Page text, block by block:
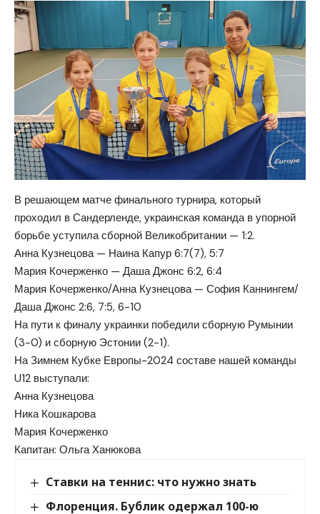
В решающем матче финального турнира, который
проходил в Сандерленде, украинская команда в упорной
борьбе уступила сборной Великобритании — 1:2.
Анна Кузнецова — Наина Капур 6:7(7), 5:7
Мария Кочерженко — Даша Джонс 6:2, 6:4
Мария Кочерженко/Анна Кузнецова — София Каннингем/
Даша Джонс 2:6, 7:5, 6-10
На пути к финалу украинки победили сборную Румынии
(3-0) и сборную Эстонии (2-1).
На Зимнем Кубке Европы-2024 составе нашей команды
U12 выступали:
Анна Кузнецова
Ника Кошкарова
Мария Кочерженко
Капитан: Ольга Ханюкова
Ставки на теннис: что нужно знать
Флоренция. Бублик одержал 100-ю